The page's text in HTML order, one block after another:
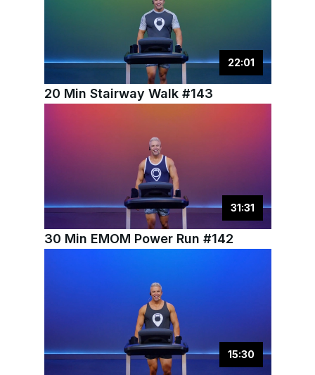
22:01
20 Min Stairway Walk #143
31:31
30 Min EMOM Power Run #142
15:30